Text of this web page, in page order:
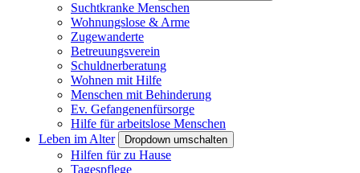
Suchtkranke Menschen
Wohnungslose & Arme
Zugewanderte
Betreuungsverein
Schuldnerberatung
Wohnen mit Hilfe
Menschen mit Behinderung
Ev. Gefangenenfürsorge
Hilfe für arbeitslose Menschen
Leben im Alter
Dropdown umschalten
Hilfen für zu Hause
Tagespflege